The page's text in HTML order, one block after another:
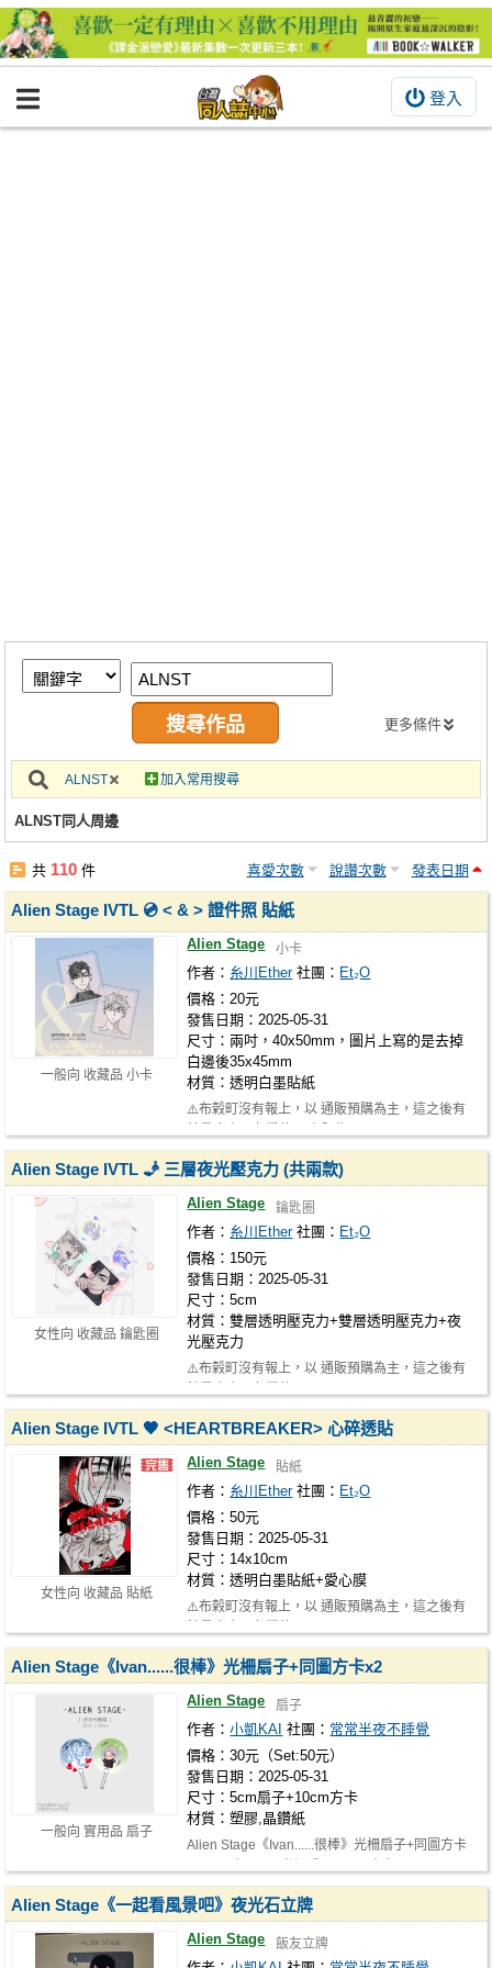
登入
BOOKY書集倉庫
繪圖藝廊
交流中心
攤位轉讓區
會員功能選單
註冊會員
更多條件
ALNST 加入常用搜尋
ALNST同人周邊
共 110 件 喜愛次數 說讚次數 發表日期
一般向 收藏品 小卡
Alien Stage IVTL 💿 < & > 證件照 貼紙
Alien Stage 小卡
作者： 糸川Ether 社團： Et₂O
價格：20元
發售日期：2025-05-31
尺寸：兩吋，40x50mm，圖片上寫的是去掉
白邊後35x45mm
材質：透明白墨貼紙
⚠️布榖町沒有報上，以 通販預購為主，這之後有
女性向 收藏品 鑰匙圈
Alien Stage IVTL 🧞 三層夜光壓克力 (共兩款)
Alien Stage 鑰匙圈
作者： 糸川Ether 社團： Et₂O
價格：150元
發售日期：2025-05-31
尺寸：5cm
材質：雙層透明壓克力+雙層透明壓克力+夜
光壓克力
⚠️布榖町沒有報上，以 通販預購為主，這之後有
女性向 收藏品 貼紙
Alien Stage IVTL 🖤 <HEARTBREAKER> 心碎透貼
Alien Stage 貼紙
作者： 糸川Ether 社團： Et₂O
價格：50元
發售日期：2025-05-31
尺寸：14x10cm
材質：透明白墨貼紙+愛心膜
⚠️布榖町沒有報上，以 通販預購為主，這之後有
一般向 實用品 扇子
Alien Stage《Ivan......很棒》光柵扇子+同圖方卡x2
Alien Stage 扇子
作者：小凱KAI 社團： 常常半夜不睡覺
價格：30元（Set:50元）
發售日期：2025-05-31
尺寸：5cm扇子+10cm方卡
材質：塑膠,晶鑽紙
Alien Stage《Ivan......很棒》光柵扇子+同圖方卡
Alien Stage《一起看風景吧》夜光石立牌
Alien Stage 飯友立牌